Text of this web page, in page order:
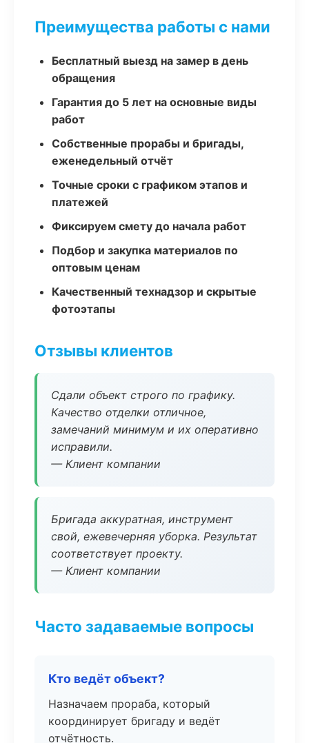
Преимущества работы с нами
Бесплатный выезд на замер в день
обращения
Гарантия до 5 лет на основные виды
работ
Собственные прорабы и бригады,
еженедельный отчёт
Точные сроки с графиком этапов и
платежей
Фиксируем смету до начала работ
Подбор и закупка материалов по
оптовым ценам
Качественный технадзор и скрытые
фотоэтапы
Отзывы клиентов
Сдали объект строго по графику.
Качество отделки отличное,
замечаний минимум и их оперативно
исправили.
— Клиент компании
Бригада аккуратная, инструмент
свой, ежевечерняя уборка. Результат
соответствует проекту.
— Клиент компании
Часто задаваемые вопросы
Кто ведёт объект?
Назначаем прораба, который
координирует бригаду и ведёт
отчётность.